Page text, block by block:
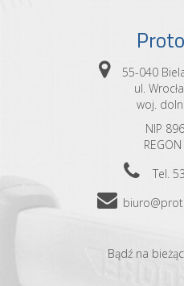
55-040
ul.
woj.
NIP
Tel.
Bądź na